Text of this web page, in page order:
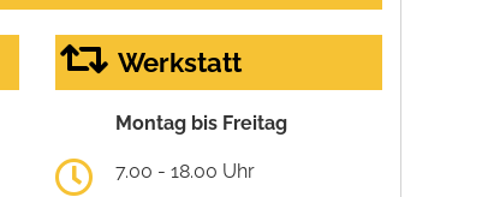
Werkstatt
Montag bis Freitag
7.00 - 18.00 Uhr